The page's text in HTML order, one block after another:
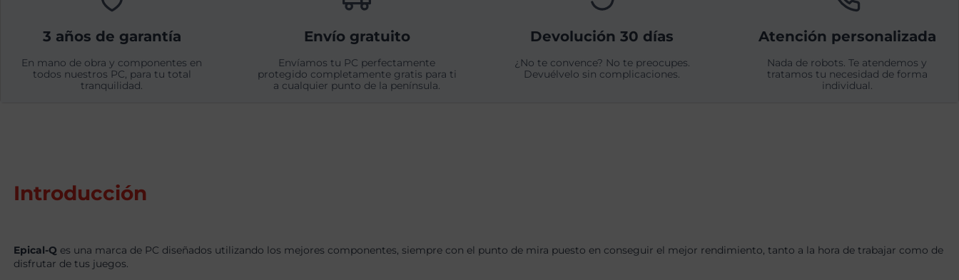
3 años de garantía
En mano de obra y componentes en
todos nuestros PC, para tu total
tranquilidad.
Envío gratuito
Envíamos tu PC perfectamente
protegido completamente gratis para ti
a cualquier punto de la península.
Devolución 30 días
¿No te convence? No te preocupes.
Devuélvelo sin complicaciones.
Atención personalizada
Nada de robots. Te atendemos y
tratamos tu necesidad de forma
individual.
Introducción
Epical-Q es una marca de PC diseñados utilizando los mejores componentes, siempre con el punto de mira puesto en conseguir el mejor rendimiento, tanto a la hora de trabajar como de
disfrutar de tus juegos.